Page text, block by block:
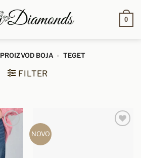
0
PROIZVOD BOJA » TEGET
FILTER
NOVO